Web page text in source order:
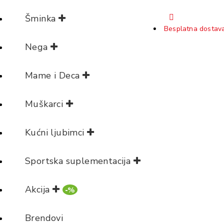
Besplatna
Šminka
Nega
Mame i Deca
Muškarci
Kućni ljubimci
Sportska suplementacija
Akcija -%
Brendovi